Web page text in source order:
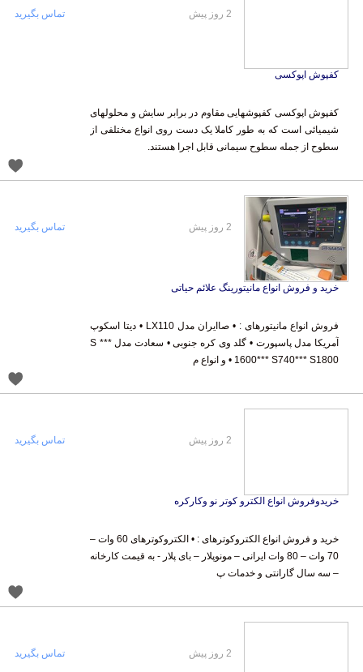
کفپوش اپوکسی
کفپوش اپوکسی کفپوشهایی مقاوم در برابر سایش و محلولهای
شیمیائی است که به طور کاملا یک دست روی انواع مختلفی از
سطوح از جمله سطوح سیمانی قابل اجرا هستند.
تماس بگیرید
خرید و فروش انواع مانیتورینگ علائم حیاتی
فروش انواع مانیتورهای : • صاایران مدل LX110 • دیتا اسکوپ
آمریکا مدل پاسپورت • گلد وی کره جنوبی • سعادت مدل *** S
1600*** S740*** S1800 • و انواع م
تماس بگیرید
خریدوفروش انواع الکترو کوتر نو وکارکره
خرید و فروش انواع الکتروکوترهای : • الکتروکوترهای 60 وات –
70 وات – 80 وات ایرانی – مونوپلار – بای پلار - به قیمت کارخانه
– سه سال گارانتی و خدمات پ
تماس بگیرید
تماس بگیرید